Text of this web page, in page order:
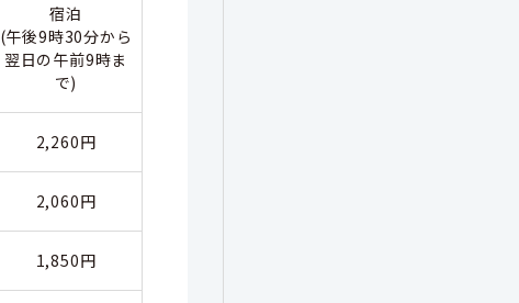
宿泊
(午後9時30分から
翌日の午前9時ま
で)
2,260円
2,060円
1,850円